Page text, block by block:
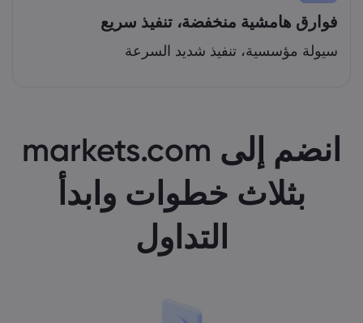
فوارق هامشية منخفضة، تنفيذ سريع
سيولة مؤسسية، تنفيذ شديد السرعة
انضم إلى markets.com
بثلاث خطوات وابدأ
التداول